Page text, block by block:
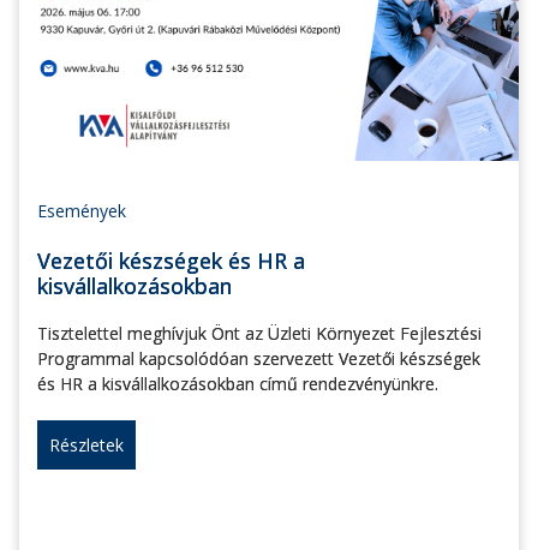
Események
Vezetői készségek és HR a
kisvállalkozásokban
Tisztelettel meghívjuk Önt az Üzleti Környezet Fejlesztési
Programmal kapcsolódóan szervezett Vezetői készségek
és HR a kisvállalkozásokban című rendezvényünkre.
Részletek